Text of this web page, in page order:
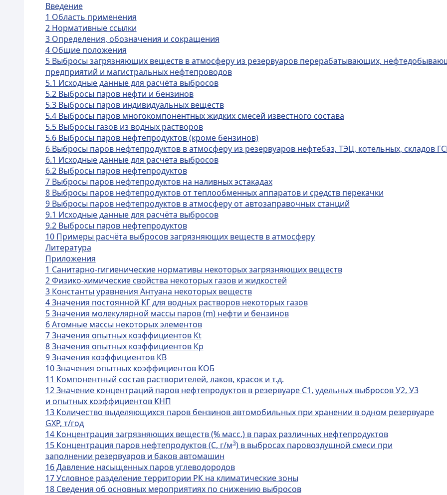
Введение
1 Область применения
2 Нормативные ссылки
3 Определения, обозначения и сокращения
4 Общие положения
5 Выбросы загрязняющих веществ в атмосферу из резервуаров перерабатывающих,
предприятий и магистральных нефтепроводов
5.1 Исходные данные для расчёта выбросов
5.2 Выбросы паров нефти и бензинов
5.3 Выбросы паров индивидуальных веществ
5.4 Выбросы паров многокомпонентных жидких смесей известного состава
5.5 Выбросы газов из водных растворов
5.6 Выбросы паров нефтепродуктов (кроме бензинов)
6 Выбросы паров нефтепродуктов в атмосферу из резервуаров нефтебаз, ТЭЦ, котельных, складов
6.1 Исходные данные для расчёта выбросов
6.2 Выбросы паров нефтепродуктов
7 Выбросы паров нефтепродуктов на наливных эстакадах
8 Выбросы паров нефтепродуктов от теплообменных аппаратов и средств перекачки
9 Выбросы паров нефтепродуктов в атмосферу от автозаправочных станций
9.1 Исходные данные для расчёта выбросов
9.2 Выбросы паров нефтепродуктов
10 Примеры расчёта выбросов загрязняющих веществ в атмосферу
Литература
Приложения
1 Санитарно-гигиенические нормативы некоторых загрязняющих веществ
2 Физико-химические свойства некоторых газов и жидкостей
3 Константы уравнения Антуана некоторых веществ
4 Значения постоянной КГ для водных растворов некоторых газов
5 Значения молекулярной массы паров (m) нефти и бензинов
6 Атомные массы некоторых элементов
7 Значения опытных коэффициентов Кt
8 Значения опытных коэффициентов Кр
9 Значения коэффициентов КВ
10 Значения опытных коэффициентов КОБ
11 Компонентный состав растворителей, лаков, красок и т.д.
12 Значение концентраций паров нефтепродуктов в резервуаре С1, удельных выбросов У2, У3
и опытных коэффициентов КНП
13 Количество выделяющихся паров бензинов автомобильных при хранении в одном резервуаре
GХР, т/год
14 Концентрация загрязняющих веществ (% масс.) в парах различных нефтепродуктов
15 Концентрация паров нефтепродуктов (С, г/м3) в выбросах паровоздушной смеси при
заполнении резервуаров и баков автомашин
16 Давление насыщенных паров углеводородов
17 Условное разделение территории РК на климатические зоны
18 Сведения об основных мероприятиях по снижению выбросов